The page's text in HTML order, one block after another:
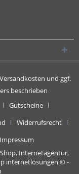
Versandkosten und ggf.
beschrieben
Gutscheine
Widerrufsrecht
Impressum
Internetagentur,
internetlösungen © -